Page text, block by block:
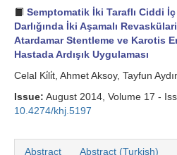
Semptomatik İki Taraflı Ciddi
Darlığında İki Aşamalı
Atardamar Stentleme ve Karotis
Hastada Ardışık Uygulaması
Celal Ki̇li̇t, Ahmet Aksoy, Tayfun
Issue: August 2014, Volume 17 -
10.4274/khj.5197
Abstract Abstract (Turkish)